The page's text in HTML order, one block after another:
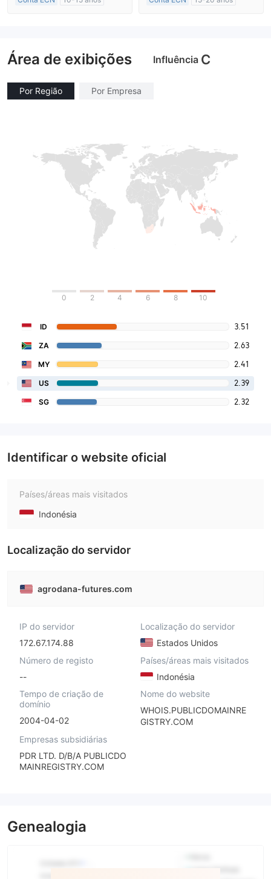
Área de exibições Influência C
Por Região Por Empresa
0 2 4 6 8 10
ID 3.51
ZA 2.63
MY 2.41
US 2.39
SG 2.32
Identificar o website oficial
Países/áreas mais visitados
Indonésia
Localização do servidor
agrodana-futures.com
IP do servidor
172.67.174.88
Localização do servidor
Estados Unidos
Número de registo
--
Países/áreas mais visitados
Indonésia
Tempo de criação de
domínio
2004-04-02
Nome do website
WHOIS.PUBLICDOMAINRE
GISTRY.COM
Empresas subsidiárias
PDR LTD. D/B/A PUBLICDO
MAINREGISTRY.COM
Genealogia